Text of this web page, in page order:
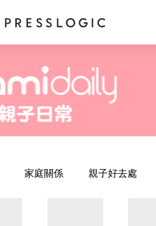
家庭關係 親子好去處